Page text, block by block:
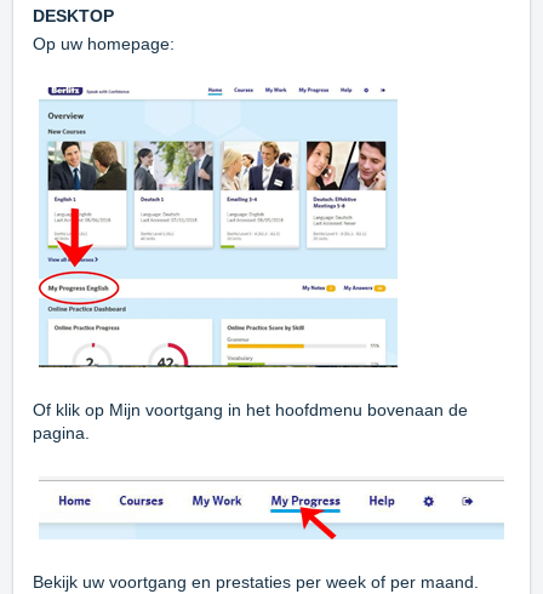
DESKTOP
Op uw homepage:
Of klik op Mijn voortgang in het hoofdmenu bovenaan de
pagina.
Bekijk uw voortgang en prestaties per week of per maand.